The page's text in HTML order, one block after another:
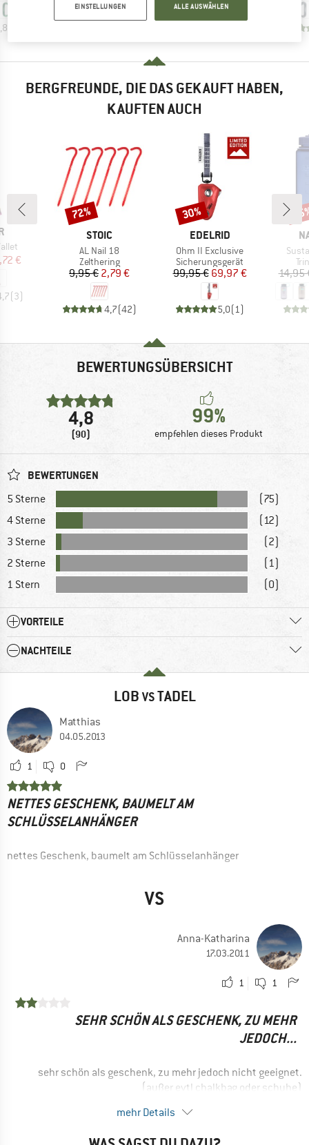
BERGFREUNDE, DIE DAS GEKAUFT HABEN,
KAUFTEN AUCH
Preis
€
(3)
MARKE
STOIC
Artikel
AL Nail 18
Produktgruppe
Zelthering
Preis
9,95 €reduzierter Preis
2,79 €
4,7(42)
Rabatt
72%
MARKE
EDELRID
Artikel
Ohm II Exclusive
Produktgruppe
Sicherungsgerät
Preis
99,95 €reduzierter Preis
69,97 €
5,0(1 )
Rabatt
30%
14,95
BEWERTUNGSÜBERSICHT
4,8
(90)
99%
empfehlen dieses Produkt
BEWERTUNGEN
5 Sterne
(75)
4 Sterne
(12)
3 Sterne
(2)
2 Sterne
(1)
1 Stern
(0)
VORTEILE
NACHTEILE
LOB VSTADEL
Matthias
04.05.2013
1 0
NETTES GESCHENK, BAUMELT AM
SCHLÜSSELANHÄNGER
nettes Geschenk, baumelt am Schlüsselanhänger
VS
Anna-Katharina
17.03.2011
1 1
SEHR SCHÖN ALS GESCHENK, ZU MEHR
JEDOCH...
sehr schön als geschenk, zu mehr jedoch nicht geeignet.
(außer evtl chalkbag oder schuhe)
mehr Details
EINSTELLUNGEN ALLE AUSWÄHLEN